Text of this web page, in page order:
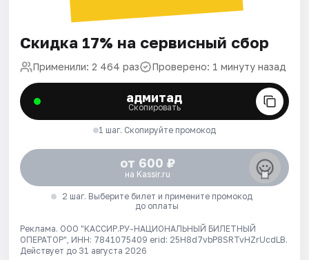
Скидка 17% на сервисный сбор
Применили: 2 464 раз Проверено: 1 минуту назад
адмитад
Скопировать
1 шаг. Скопируйте промокод
от 600 ₽
на Kassir.ru
2 шаг. Выберите билет и примените промокод
до оплаты
Реклама. ООО "КАССИР.РУ-НАЦИОНАЛЬНЫЙ БИЛЕТНЫЙ
ОПЕРАТОР", ИНН: 7841075409 erid: 25H8d7vbP8SRTvHZrUcdLB.
Действует до 31 августа 2026